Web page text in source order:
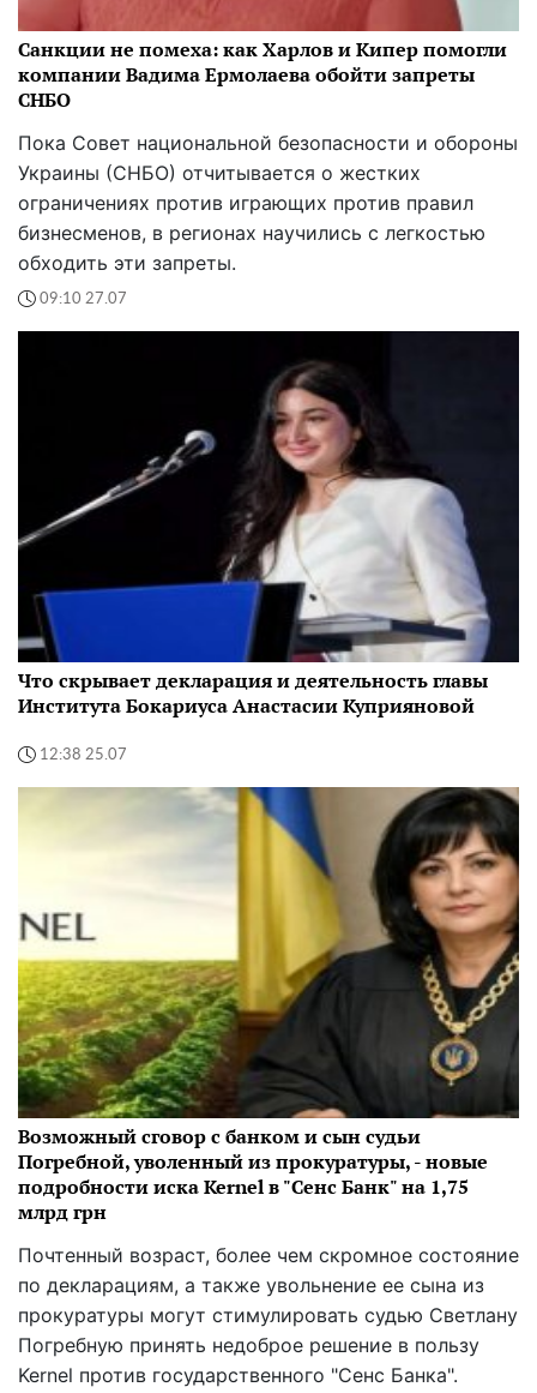
Санкции не помеха: как Харлов и Кипер помогли
компании Вадима Ермолаева обойти запреты
СНБО
Пока Совет национальной безопасности и обороны
Украины (СНБО) отчитывается о жестких
ограничениях против играющих против правил
бизнесменов, в регионах научились с легкостью
обходить эти запреты.
09:10 27.07
Что скрывает декларация и деятельность главы
Института Бокариуса Анастасии Куприяновой
12:38 25.07
Возможный сговор с банком и сын судьи
Погребной, уволенный из прокуратуры, - новые
подробности иска Kernel в "Сенс Банк" на 1,75
млрд грн
Почтенный возраст, более чем скромное состояние
по декларациям, а также увольнение ее сына из
прокуратуры могут стимулировать судью Светлану
Погребную принять недоброе решение в пользу
Kernel против государственного "Сенс Банка".